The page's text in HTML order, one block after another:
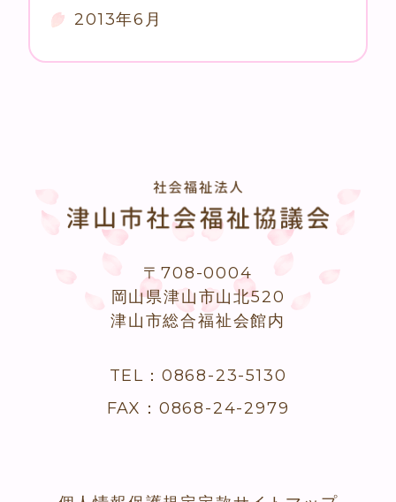
2013年6月
〒708-0004
岡山県津山市山北520
津山市総合福祉会館内
TEL：0868-23-5130
FAX：0868-24-2979